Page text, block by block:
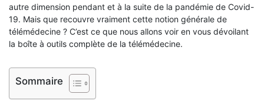
autre dimension pendant et à la suite de la pandémie de Covid-
19. Mais que recouvre vraiment cette notion générale de
télémédecine ? C’est ce que nous allons voir en vous dévoilant
la boîte à outils complète de la télémédecine.
Sommaire